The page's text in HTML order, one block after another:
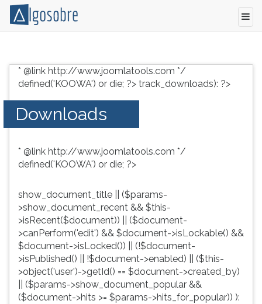
grátis
vestibular,
enem
concursos.
resumos
livros,
biografias,
profissões,
simulados
comentados.
Acessibilidade
TAB
depois
F
para
ouvir
conteúdo
principal
pular
essa
leitura
pressione
depois
* @link http://www.joomlatools.com */
defined('KOOWA') or die; ?> track_downloads): ?>
Downloads
* @link http://www.joomlatools.com */
defined('KOOWA') or die; ?>
show_document_title || ($params-
>show_document_recent && $this-
>isRecent($document)) || ($document-
>canPerform('edit') && $document->isLockable() &&
$document->isLocked()) || (!$document-
>isPublished() || !$document->enabled) || ($this-
>object('user')->getId() == $document->created_by)
|| ($params->show_document_popular &&
($document->hits >= $params->hits_for_popular)) ):